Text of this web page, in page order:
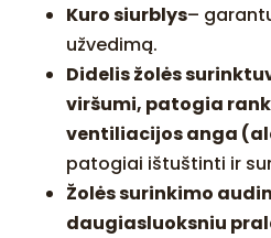
Kuro siurblys–
užvedimą.
Didelis žolės
viršumi, patogia
ventiliacijos anga
patogiai ištuštinti ir
Žolės surinkimo
daugiasluoksniu